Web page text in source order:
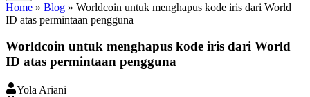
Home » Blog » Worldcoin untuk menghapus kode iris dari World
ID atas permintaan pengguna
Worldcoin untuk menghapus kode iris dari World
ID atas permintaan pengguna
Yola Ariani